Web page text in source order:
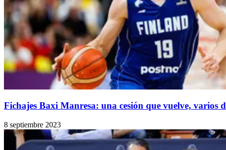
Fichajes Baxi Manresa: una cesión que vuelve, varios
8 septiembre 2023